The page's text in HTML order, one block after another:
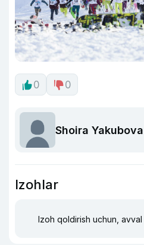
0 0
Shoira Yakubova
Izohlar
Izoh qoldirish uchun, avval